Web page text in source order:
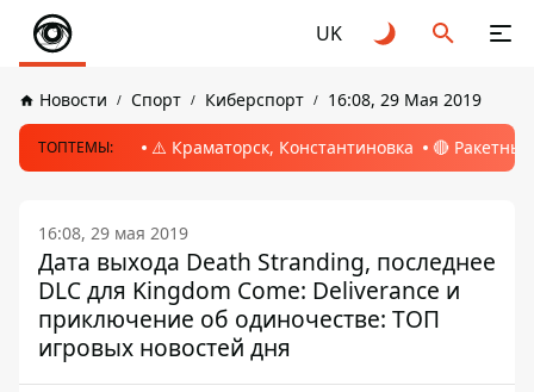
UK
Новости Спорт Киберспорт 16:08, 29 Мая 2019
ТОПТЕМЫ: ⚠️ Краматорск, Константиновка 🔴
16:08, 29 мая 2019
Дата выхода Death Stranding, последнее
DLC для Kingdom Come: Deliverance и
приключение об одиночестве: ТОП
игровых новостей дня